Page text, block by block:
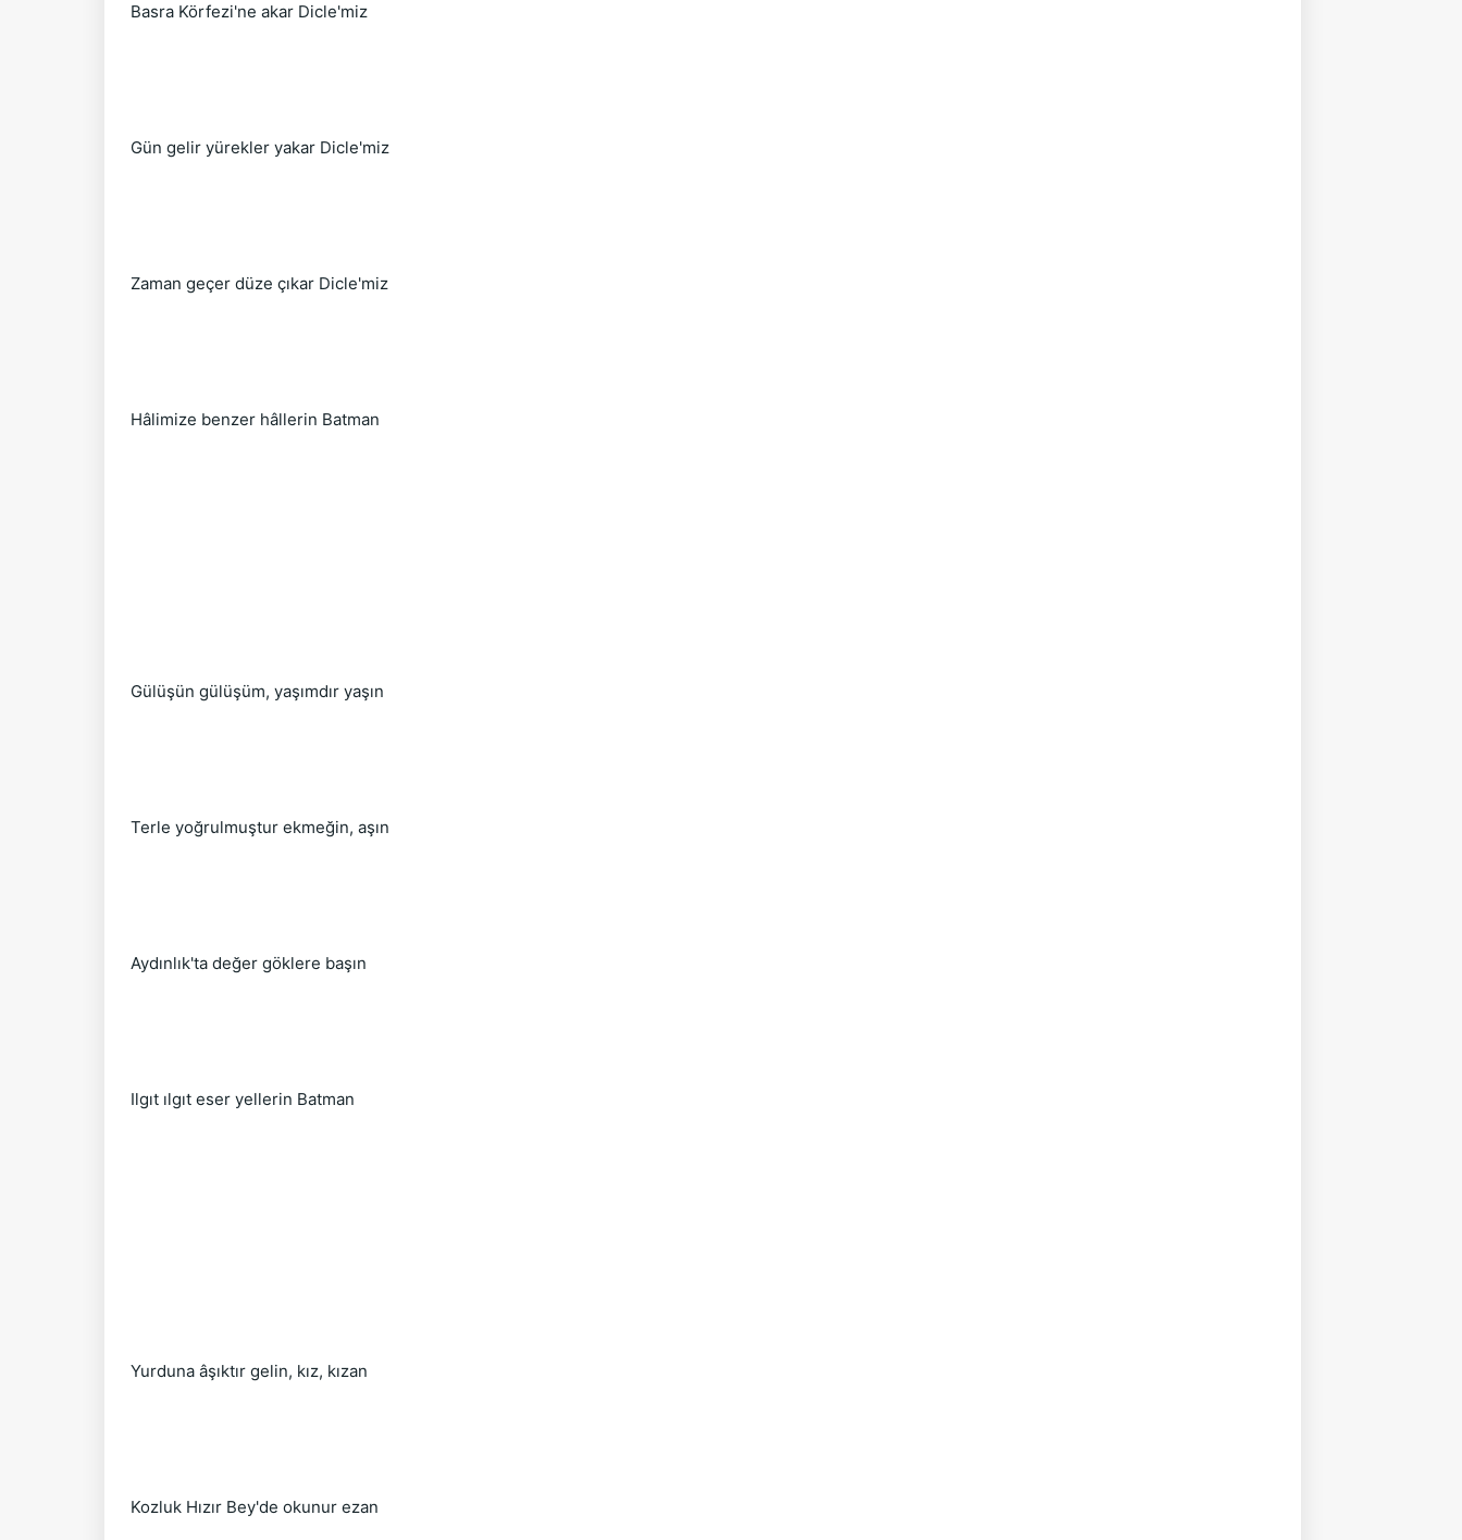
Basra Körfezi'ne akar Dicle'miz
Gün gelir yürekler yakar Dicle'miz
Zaman geçer düze çıkar Dicle'miz
Hâlimize benzer hâllerin Batman
Gülüşün gülüşüm, yaşımdır yaşın
Terle yoğrulmuştur ekmeğin, aşın
Aydınlık'ta değer göklere başın
Ilgıt ılgıt eser yellerin Batman
Yurduna âşıktır gelin, kız, kızan
Kozluk Hızır Bey'de okunur ezan